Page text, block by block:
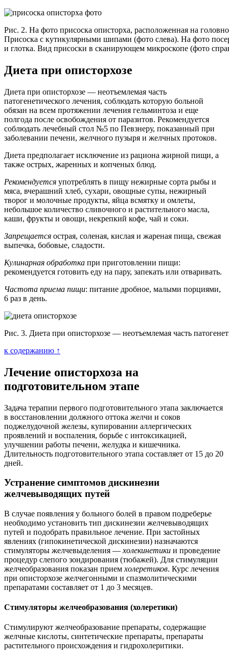
Рис. 2. На фото присоска описторха, расположенная на
Присоска с кутикулярными шипами (фото слева). На фото
и глотка. Вид присоски в сканирующем микроскопе (фото
Диета при описторхозе
Диета при описторхозе — неотъемлемая часть
патогенетического лечения, соблюдать которую больной
обязан на всем протяжении лечения гельминтоза и еще
полгода после освобождения от паразитов. Рекомендуется
соблюдать лечебный стол №5 по Певзнеру, показанный при
заболевании печени, желчного пузыря и желчных протоков.
Диета предполагает исключение из рациона жирной пищи, а
также острых, жаренных и копченых блюд.
Рекомендуется употреблять в пищу нежирные сорта рыбы и
мяса, вчерашний хлеб, сухари, овощные супы, нежирный
творог и молочные продукты, яйца всмятку и омлеты,
небольшое количество сливочного и растительного масла,
каши, фрукты и овощи, некрепкий кофе, чай и соки.
Запрещается острая, соленая, кислая и жареная пища, свежая
выпечка, бобовые, сладости.
Кулинарная обработка при приготовлении пищи:
рекомендуется готовить еду на пару, запекать или отваривать.
Частота приема пищи: питание дробное, малыми порциями,
6 раз в день.
Рис. 3. Диета при описторхозе — неотъемлемая часть
к содержанию ↑
Лечение описторхоза на
подготовительном этапе
Задача терапии первого подготовительного этапа заключается
в восстановлении должного оттока желчи и соков
поджелудочной железы, купировании аллергических
проявлений и воспаления, борьбе с интоксикацией,
улучшении работы печени, желудка и кишечника.
Длительность подготовительного этапа составляет от 15 до 20
дней.
Устранение симптомов дискинезии
желчевыводящих путей
В случае появления у больного болей в правом подреберье
необходимо установить тип дискинезии желчевыводящих
путей и подобрать правильное лечение. При застойных
явлениях (гипокинетической дискинезии) назначаются
стимуляторы желчевыделения — холекинетики и проведение
процедур слепого зондирования (тюбажей). Для стимуляции
желчеобразования показан прием холеретиков. Курс лечения
при описторхозе желчегонными и спазмолитическими
препаратами составляет от 1 до 3 месяцев.
Стимуляторы желчеобразования (холеретики)
Стимулируют желчеобразование препараты, содержащие
желчные кислоты, синтетические препараты, препараты
растительного происхождения и гидрохолеритики.